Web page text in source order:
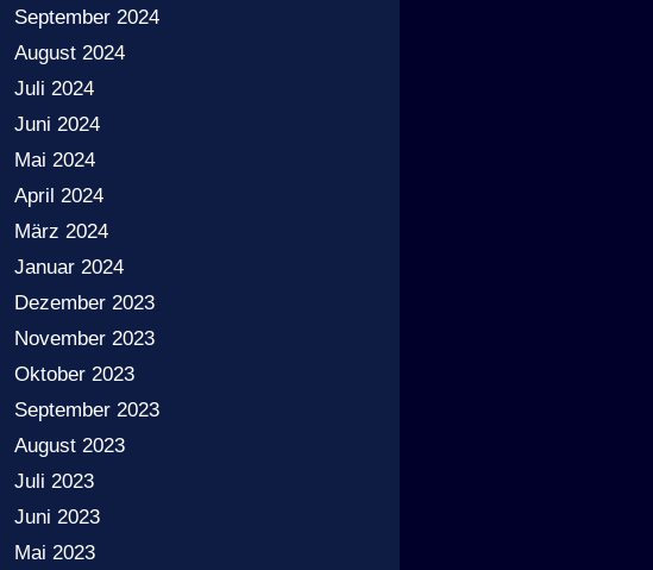
September 2024
August 2024
Juli 2024
Juni 2024
Mai 2024
April 2024
März 2024
Januar 2024
Dezember 2023
November 2023
Oktober 2023
September 2023
August 2023
Juli 2023
Juni 2023
Mai 2023